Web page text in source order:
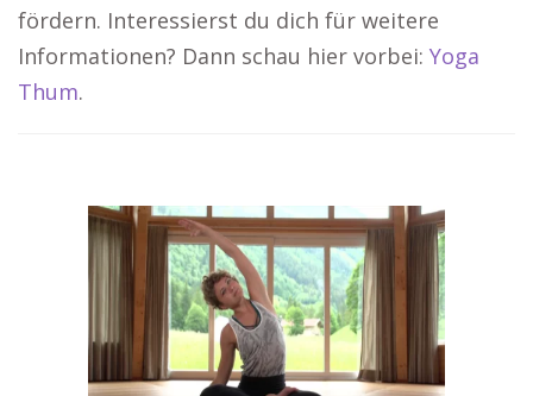
fördern. Interessierst du dich für weitere
Informationen? Dann schau hier vorbei: Yoga
Thum.